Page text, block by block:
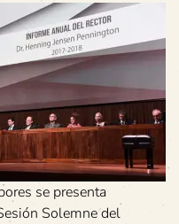
se presenta
Solemne del